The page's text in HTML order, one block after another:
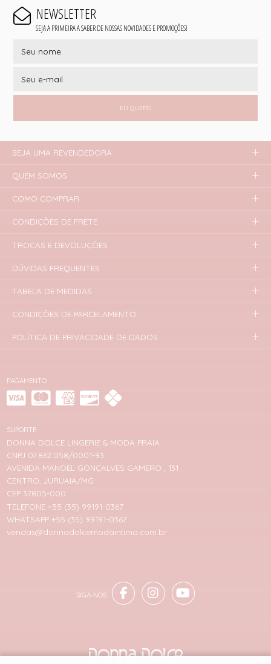
NEWSLETTER
SEJA A PRIMEIRA A SABER DE NOSSAS NOVIDADES E PROMOÇÕES!
EU QUERO
PAGAMENTO
SUPORTE
DONNA DOLCE LINGERIE & MODA PRAIA
CNPJ 07.862.058/0001-93
AVENIDA MANOEL GONÇALVES GAMERO , 131
CENTRO, JURUAIA/MG
CEP 37805-000
TELEFONE +55 (35) 99191-0367
WHATSAPP +55 (35) 99191-0367
vendas@donnadolcemodaintima.com.br
SEJA UMA REVENDEDORA
QUEM SOMOS
COMO COMPRAR
CONDIÇÕES DE FRETE
TROCAS E DEVOLUÇÕES
DÚVIDAS FREQUENTES
TABELA DE MEDIDAS
CONDIÇÕES DE PARCELAMENTO
POLÍTICA DE PRIVACIDADE DE DADOS